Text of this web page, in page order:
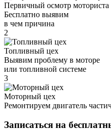
Первичный осмотр моториста
Бесплатно выявим
в чем причина
2
Топливный цех
Выявим проблему в моторе
или топливной системе
3
Моторный цех
Ремонтируем двигатель
Записаться на